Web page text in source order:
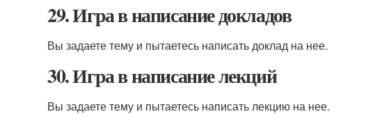
29. Игра в написание докладов
Вы задаете тему и пытаетесь написать доклад на нее.
30. Игра в написание лекций
Вы задаете тему и пытаетесь написать лекцию на нее.